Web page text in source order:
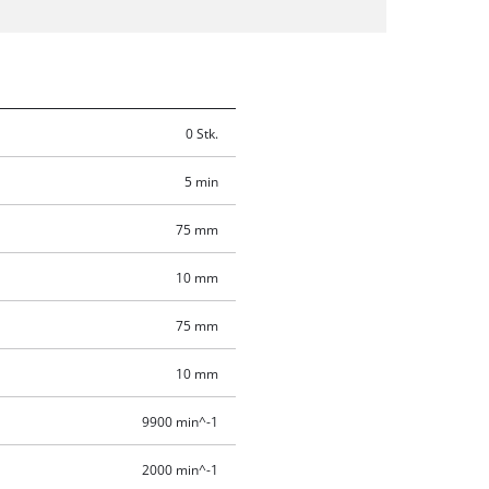
0 Stk.
5 min
75 mm
10 mm
75 mm
10 mm
9900 min^-1
2000 min^-1